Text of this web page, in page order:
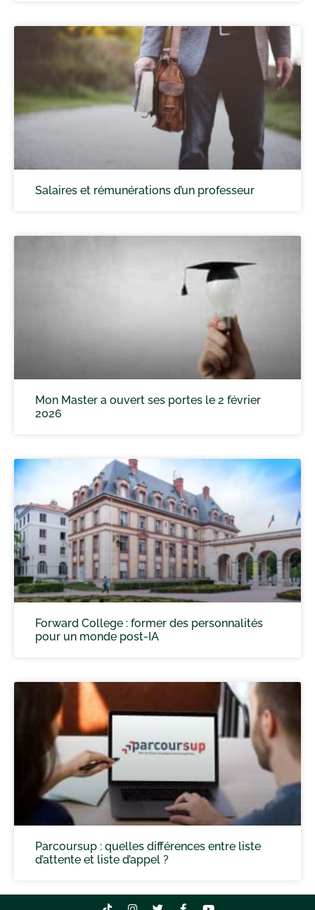
Salaires et rémunérations d’un professeur
Mon Master a ouvert ses portes le 2 février
2026
Forward College : former des personnalités
pour un monde post-IA
Parcoursup : quelles différences entre liste
d’attente et liste d’appel ?